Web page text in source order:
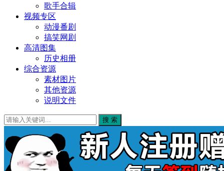
歌手合辑
视频专区
动漫番剧
搞笑网剧
高清图集
历史相册
综合资源
素材图片
其他资源
说明文件
搜 索